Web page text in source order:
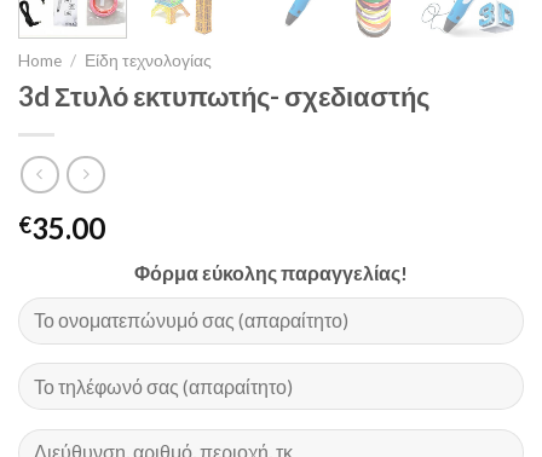
Home / Είδη τεχνολογίας
3d Στυλό εκτυπωτής- σχεδιαστής
€35.00
Φόρμα εύκολης παραγγελίας!